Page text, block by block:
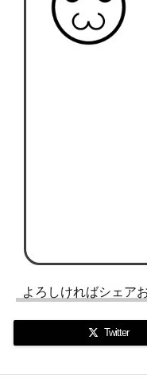
よろしければシェア
Twitter